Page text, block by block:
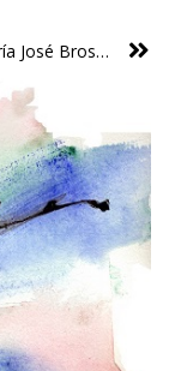
Carta de María José Broseta sobre la la aprobación de la moción del Observatorio del Ocio y del Turismo instada por esta Federación de Vecinos [28/02/2019]